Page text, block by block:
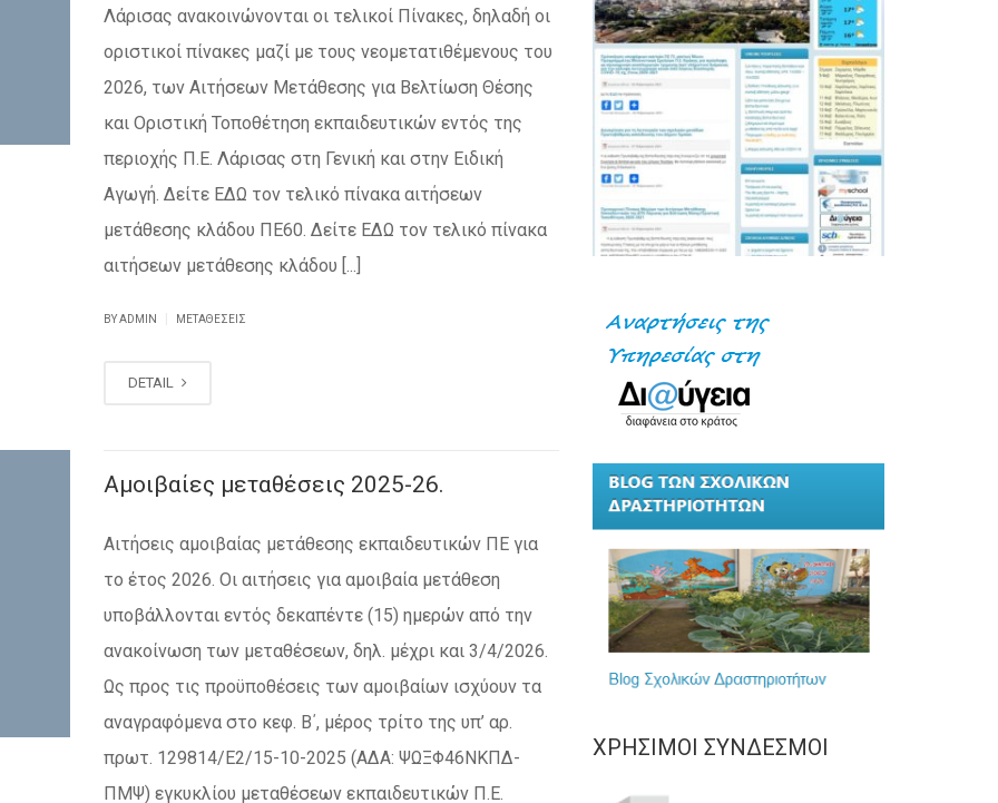
Λάρισας ανακοινώνονται οι τελικοί Πίνακες, δηλαδή οι
οριστικοί πίνακες μαζί με τους νεομετατιθέμενους του
2026, των Αιτήσεων Μετάθεσης για Βελτίωση Θέσης
και Οριστική Τοποθέτηση εκπαιδευτικών εντός της
περιοχής Π.Ε. Λάρισας στη Γενική και στην Ειδική
Αγωγή. Δείτε ΕΔΩ τον τελικό πίνακα αιτήσεων
μετάθεσης κλάδου ΠΕ60. Δείτε ΕΔΩ τον τελικό πίνακα
αιτήσεων μετάθεσης κλάδου [...]
BY ADMIN ΜΕΤΑΘΈΣΕΙΣ
DETAIL
Αμοιβαίες μεταθέσεις 2025-26.
Αιτήσεις αμοιβαίας μετάθεσης εκπαιδευτικών ΠΕ για
το έτος 2026. Οι αιτήσεις για αμοιβαία μετάθεση
υποβάλλονται εντός δεκαπέντε (15) ημερών από την
ανακοίνωση των μεταθέσεων, δηλ. μέχρι και 3/4/2026.
Ως προς τις προϋποθέσεις των αμοιβαίων ισχύουν τα
αναγραφόμενα στο κεφ. Β΄, μέρος τρίτο της υπ’ αρ.
πρωτ. 129814/Ε2/15-10-2025 (ΑΔΑ: ΨΩΞΦ46ΝΚΠΔ-
ΠΜΨ) εγκυκλίου μεταθέσεων εκπαιδευτικών Π.Ε.
ΧΡΉΣΙΜΟΙ ΣΎΝΔΕΣΜΟΙ